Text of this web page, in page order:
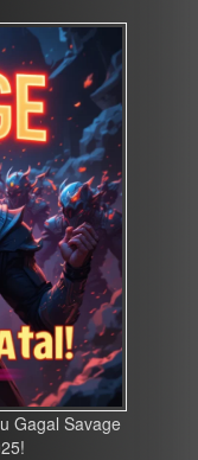
Gagal Savage